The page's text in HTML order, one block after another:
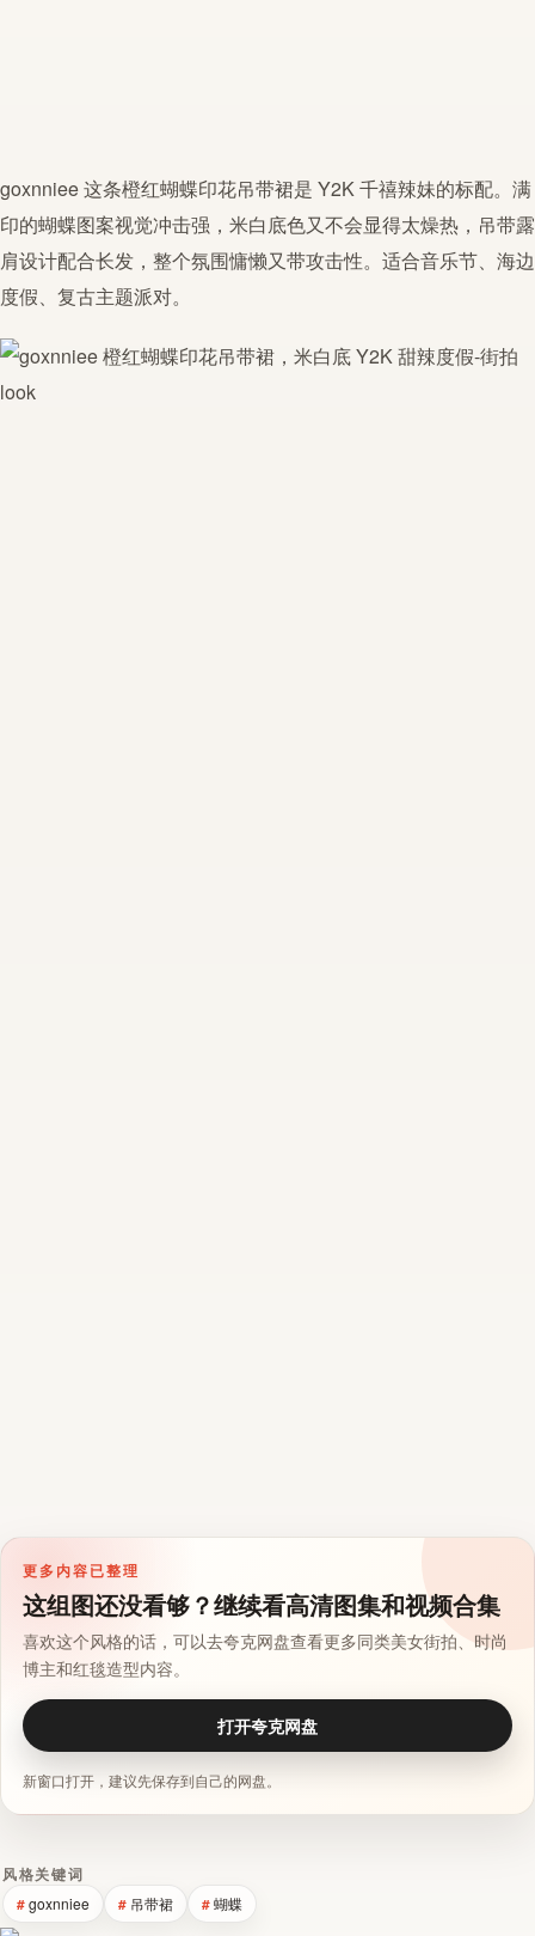
goxnniee这条橙红蝴蝶印花吊带裙是 Y2K 千禧辣妹的标配。满
印的蝴蝶图案视觉冲击强，米白底色又不会显得太燥热，吊带露
肩设计配合长发，整个氛围慵懒又带攻击性。适合音乐节、海边
度假、复古主题派对。
更多内容已整理
这组图还没看够？继续看高清图集和视频合集
喜欢这个风格的话，可以去夸克网盘查看更多同类美女街拍、时尚
博主和红毯造型内容。
打开夸克网盘
新窗口打开，建议先保存到自己的网盘。
风格关键词
goxnniee 吊带裙 蝴蝶